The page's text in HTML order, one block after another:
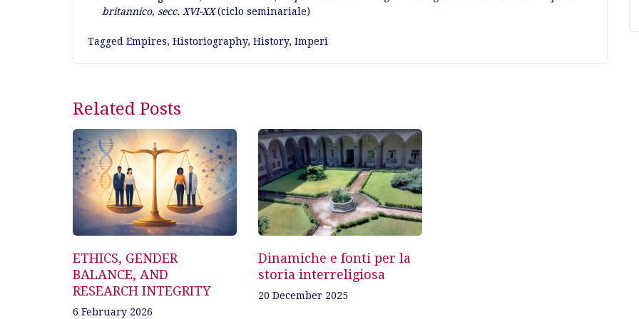
britannico, secc. XVI-XX(ciclo seminariale)
Tagged Empires, Historiography, History, Imperi
Related Posts
ETHICS, GENDER
BALANCE, AND
RESEARCH INTEGRITY
6 February 2026
Dinamiche e fonti per la
storia interreligiosa
20 December 2025
Post
navigation